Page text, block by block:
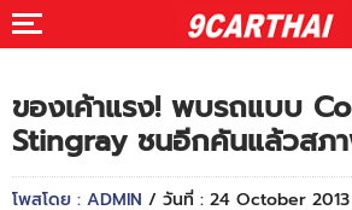
ของเค้าแรง! พบรถแบบ
Stingray ชนอีกคันแล้วสภ
โพสโดย : ADMIN / วันที่ : 24 October 2013